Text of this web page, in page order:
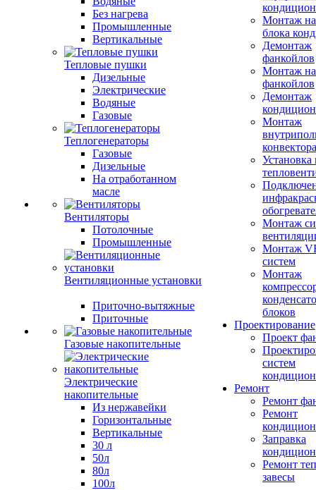
Без нагрева
Промышленные
Вертикальные
Тепловые пушки
Дизельные
Электрические
Водяные
Газовые
Теплогенераторы
Газовые
Дизельные
На отработанном
масле
Вентиляторы
Потолочные
Промышленные
Вентиляционные установки
Приточно-вытяжные
Приточные
Газовые накопительные
Электрические
накопительные
Из нержавейки
Горизонтальные
Вертикальные
30 л
50л
80л
100л
Монтаж
блока
Демонтаж
фанкойлов
Монтаж
фанкойлов
Демонтаж
Монтаж
конвектора
Установка
Монтаж
Монтаж
систем
Монтаж
блоков
Проектирование
Проект
систем
Ремонт
Ремонт
Ремонт
Заправка
Ремонт
завесы